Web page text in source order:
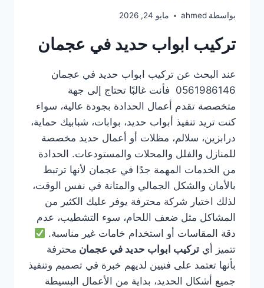
بواسطة ahmed مايو 24, 2026
تركيب ابواب حديد في عجمان
عند البحث عن تركيب ابواب حديد في عجمان
0561986146 فأنت غالبًا تحتاج إلى جهة
متخصصة تقدم أعمال الحدادة بجودة عالية، سواء
كنت تريد تنفيذ أبواب حديد، بوابات، شبابيك حماية،
درابزين، سلالم، مظلات أو أعمال حديد مخصصة
للمنازل والفلل والمحلات والمستودعات. الحدادة
من الخدمات المهمة جدًا في عجمان لأنها ترتبط
بالأمان والشكل الجمالي والمتانة في نفس الوقت،
لذلك اختيار شركة محترفة يوفر عليك الكثير من
المشاكل مثل ضعف اللحام، سوء التشطيب، عدم
دقة المقاسات أو استخدام خامات غير مناسبة.
تتميز أي تركيب ابواب حديد في عجمان محترفة
بأنها تعتمد على فنيين لديهم خبرة في تصميم وتنفيذ
جميع أشكال الحديد، بداية من الأعمال البسيطة